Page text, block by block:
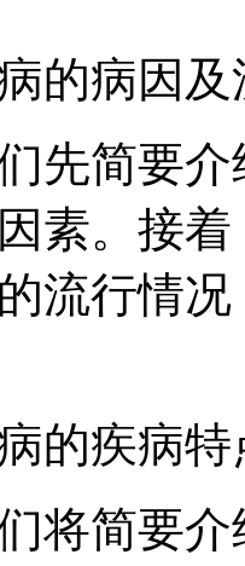
的病因
先简要
素。接
流行情
的疾病特
将简要